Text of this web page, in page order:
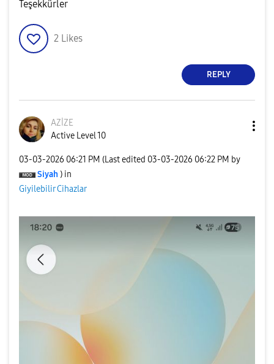
Teşekkürler
2 Likes
REPLY
AZİZE
Active Level 10
‎03-03-2026 06:21 PM (Last edited ‎03-03-2026 06:22 PM by
Siyah ) in
Giyilebilir Cihazlar